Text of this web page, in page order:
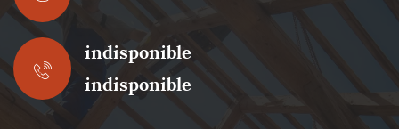
indisponible
indisponible